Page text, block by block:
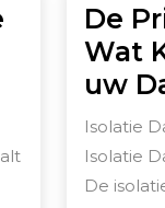
De
Wat
uw
Isolatie
Isolatie
De